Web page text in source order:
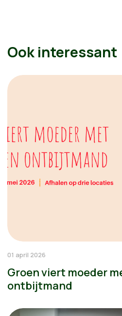
Ook interessant
01 april 2026
Groen viert moeder
ontbijtmand